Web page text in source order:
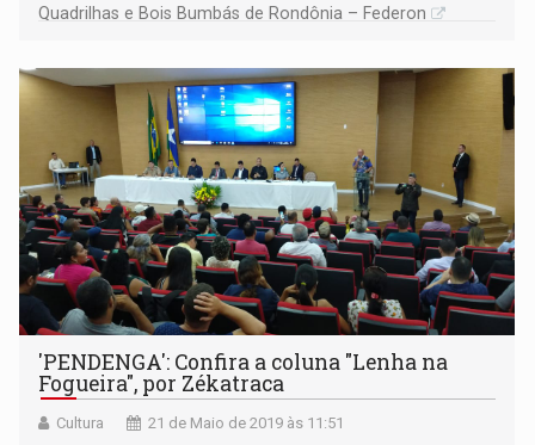
Quadrilhas e Bois Bumbás de Rondônia – Federon
'PENDENGA': Confira a coluna "Lenha na
Fogueira", por Zékatraca
Cultura 21 de Maio de 2019 às 11:51